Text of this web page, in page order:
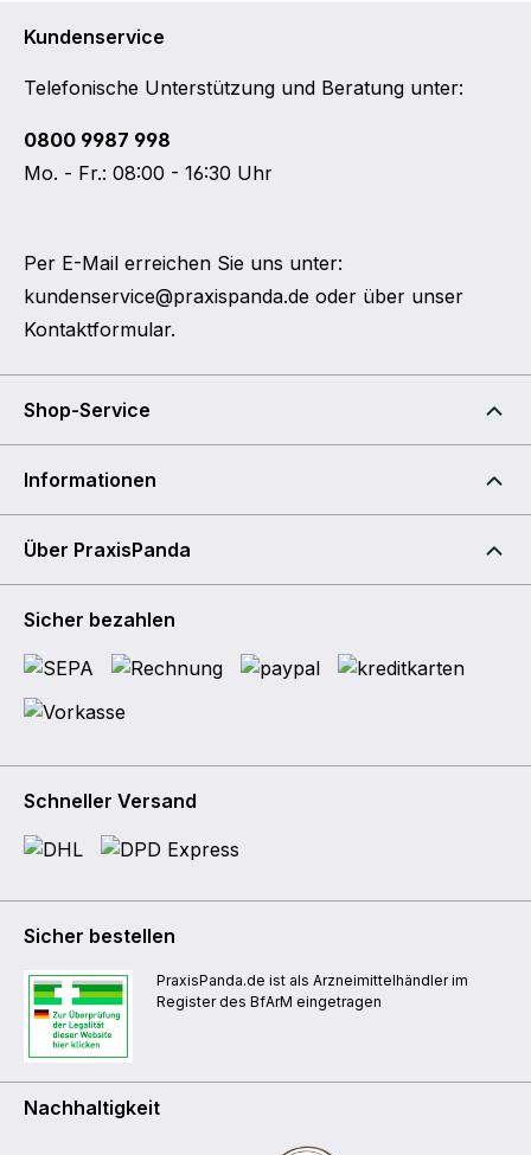
Kundenservice
Telefonische Unterstützung und Beratung unter:
0800 9987 998
Mo. - Fr.: 08:00 - 16:30 Uhr
Per E-Mail erreichen Sie uns unter:
kundenservice@praxispanda.de oder über unser
Kontaktformular.
Shop-Service
Informationen
Über PraxisPanda
Sicher bezahlen
Schneller Versand
Sicher bestellen
PraxisPanda.de ist als Arzneimittelhändler im
Register des BfArM eingetragen
Nachhaltigkeit